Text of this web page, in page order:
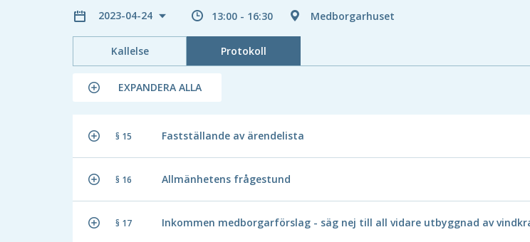
2023-04-24 13:00 - 16:30 Medborgarhuset
Kallelse Protokoll
EXPANDERA ALLA
§ 15 Fastställande av ärendelista
§ 16 Allmänhetens frågestund
§ 17 Inkommen medborgarförslag - säg nej till all vidare utbyggnad av